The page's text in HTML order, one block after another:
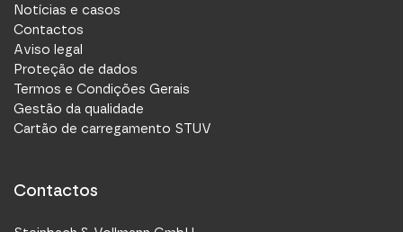
Notícias e casos
Contactos
Aviso legal
Proteção de dados
Termos e Condições Gerais
Gestão da qualidade
Cartão de carregamento STUV
Contactos